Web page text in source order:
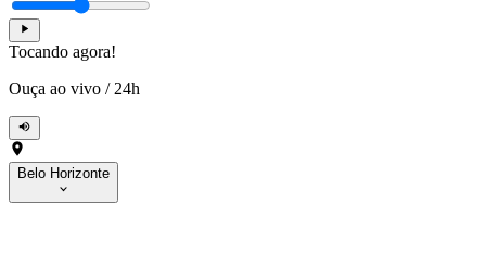
Tocando agora!
Ouça ao vivo / 24h
Belo Horizonte